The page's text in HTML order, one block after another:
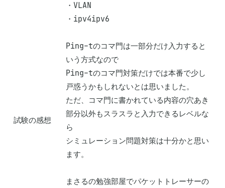
試験の感想
・VLAN
・ipv4ipv6
Ping-tのコマ門は一部分だけ入力すると
いう方式なので
Ping-tのコマ門対策だけでは本番で少し
戸惑うかもしれないとは思いました。
ただ、コマ門に書かれている内容の穴あき
部分以外もスラスラと入力できるレベルな
ら
シミュレーション問題対策は十分かと思い
ます。
まさるの勉強部屋でパケットトレーサーの